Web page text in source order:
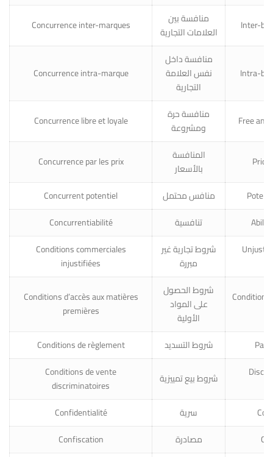
Concurrence inter-marques
منافسة بين
العلامات التجارية
Inter-
Concurrence intra-marque
منافسة داخل
نفس العلامة
التجارية
Intra-
Concurrence libre et loyale
منافسة حرة
ومشروعة
Free
Concurrence par les prix
المنافسة
بالأسعار
Concurrent potentiel منافس محتمل
Concurrentiabilité
تنافسية
Conditions commerciales
injustifiées
شروط تجارية غير
مبررة
Conditions d’accès aux matières
premières
شروط الحصول
على المواد
الأولية
Conditions de règlement شروط التسديد
Conditions de vente
discriminatoires
شروط بيع تمييزية
Confidentialité
سرية
Confiscation
مصادرة